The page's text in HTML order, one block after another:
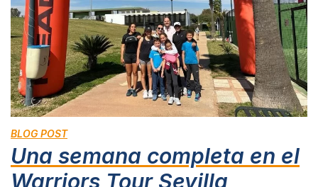
BLOG POST
Una semana completa en el
Warriors Tour Sevilla